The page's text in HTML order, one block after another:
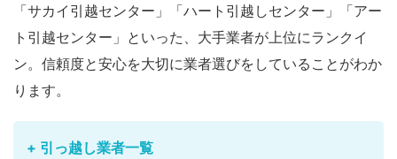
「サカイ引越センター」「ハート引越しセンター」「アー
ト引越センター」といった、大手業者が上位にランクイ
ン。信頼度と安心を大切に業者選びをしていることがわか
ります。
+ 引っ越し業者一覧